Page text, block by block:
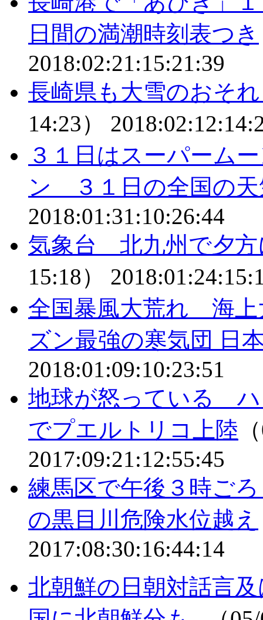
日間の満潮時刻表つき
2018:02:21:15:21:39
長崎県も大雪のおそ
14:23）
３１日はスーパーム
ン ３１日の全国の天
2018:01:31:10:26:44
気象台 北九州で夕方
15:18）
全国暴風大荒れ 海
ズン最強の寒気団 日
2018:01:09:10:23:51
地球が怒っている
でプエルトリコ上陸
2017:09:21:12:55:45
練馬区で午後３時ご
の黒目川危険水位越え
2017:08:30:16:44:14
北朝鮮の日朝対話言